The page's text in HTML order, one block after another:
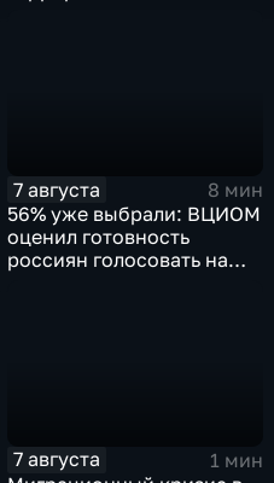
7 августа
8 мин
56% уже выбрали: ВЦИОМ
оценил готовность
россиян голосовать на
7 августа
1 мин